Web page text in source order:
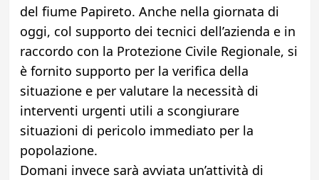
del fiume Papireto. Anche nella giornata di
oggi, col supporto dei tecnici dell’azienda e in
raccordo con la Protezione Civile Regionale, si
è fornito supporto per la verifica della
situazione e per valutare la necessità di
interventi urgenti utili a scongiurare
situazioni di pericolo immediato per la
popolazione.
Domani invece sarà avviata un’attività di